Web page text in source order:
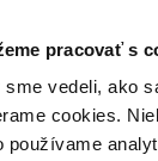
pracovať s
sme vedeli, ako
cookies.
používame